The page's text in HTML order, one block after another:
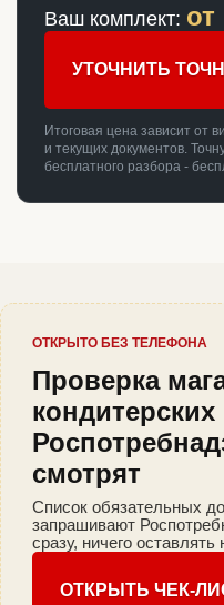
Ваш комплект: от
УТОЧНИТЬ
Итоговая цена зависит от
и текущих документов.
бесплатного разбора -
ОТКРЫТО БЕЗ ТЕЛЕФОНА
Проверка
смотрят
Список обязательных
запрашивают
сразу, ничего оставлять
ОТКРЫТЬ ЧЕК-